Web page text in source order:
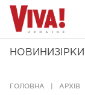
НОВИНИ ЗІРКИ
ГОЛОВНА АРХІВ